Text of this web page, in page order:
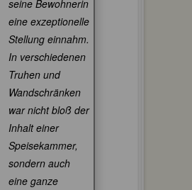
seine Bewohnerin
eine exzeptionelle
Stellung einnahm.
In verschiedenen
Truhen und
Wandschränken
war nicht bloß der
Inhalt einer
Speisekammer,
sondern auch
eine ganze